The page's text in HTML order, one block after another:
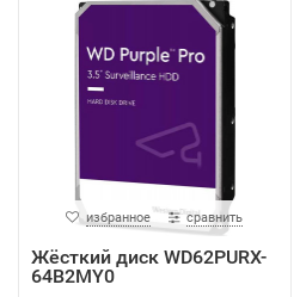
избранное сравнить
Жёсткий диск WD62PURX-
64B2MY0